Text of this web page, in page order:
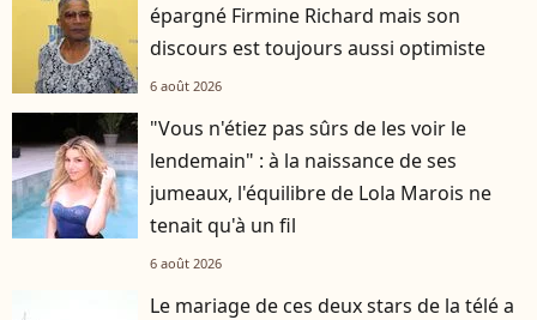
épargné Firmine Richard mais son
discours est toujours aussi optimiste
6 août 2026
"Vous n'étiez pas sûrs de les voir le
lendemain" : à la naissance de ses
jumeaux, l'équilibre de Lola Marois ne
tenait qu'à un fil
6 août 2026
Le mariage de ces deux stars de la télé a